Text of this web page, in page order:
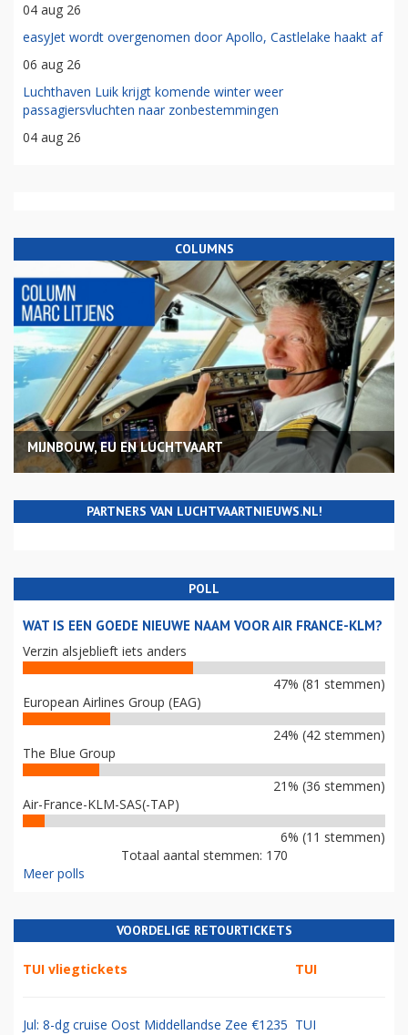
04 aug 26
easyJet wordt overgenomen door Apollo, Castlelake haakt af
06 aug 26
Luchthaven Luik krijgt komende winter weer
passagiersvluchten naar zonbestemmingen
04 aug 26
COLUMNS
MIJNBOUW, EU EN LUCHTVAART
PARTNERS VAN LUCHTVAARTNIEUWS.NL!
POLL
WAT IS EEN GOEDE NIEUWE NAAM VOOR AIR FRANCE-KLM?
Verzin alsjeblieft iets anders
47% (81 stemmen)
European Airlines Group (EAG)
24% (42 stemmen)
The Blue Group
21% (36 stemmen)
Air-France-KLM-SAS(-TAP)
6% (11 stemmen)
Totaal aantal stemmen: 170
Meer polls
VOORDELIGE RETOURTICKETS
TUI vliegtickets TUI
Jul: 8-dg cruise Oost Middellandse Zee €1235 TUI